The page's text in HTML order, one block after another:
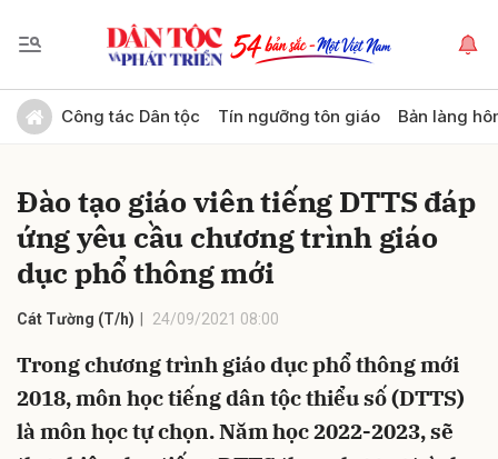
Công tác Dân tộc Tín ngưỡng tôn giáo Bản làng
Đào tạo giáo viên tiếng DTTS đáp
ứng yêu cầu chương trình giáo
dục phổ thông mới
Cát Tường (T/h) 24/09/2021 08:00
Trong chương trình giáo dục phổ thông mới
2018, môn học tiếng dân tộc thiểu số (DTTS)
là môn học tự chọn. Năm học 2022-2023, sẽ
Gửi bình luận